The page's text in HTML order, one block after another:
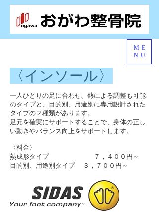
ME
NU
​〈インソール〉
​一人ひとりの足に合わせ、熱による調整も可能
のタイプと、目的別、用途別に専用設計された
タイプの２種類があります。
足元を確実にサポートすることで、身体の正し
い動きやバランス向上をサポートします。
〈料金〉
熱成形タイプ ７，４００円～
​目的別、用途別タイプ ３，７００円～